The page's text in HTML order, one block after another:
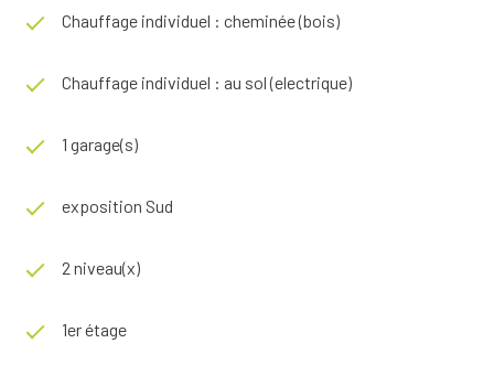
Chauffage individuel : cheminée (bois)
Chauffage individuel : au sol (electrique)
1 garage(s)
exposition Sud
2 niveau(x)
1er étage